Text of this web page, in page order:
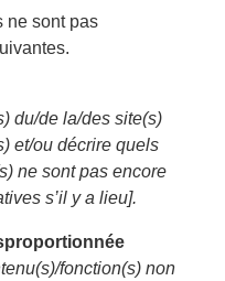
ne sont pas
du/de la/des site(s)
et/ou décrire quels
ne sont pas encore
s’il y a lieu].
fonction(s) non